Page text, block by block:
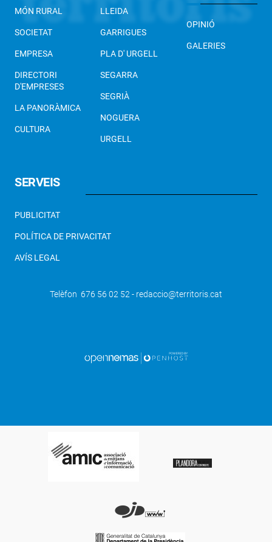
La biblioteca de Mollerussa ret
homenatge dijous a Bob Dylan
maridant música en acústic i cervesa
MÓN RURAL
SOCIETAT
EMPRESA
DIRECTORI
D'EMPRESES
LA PANORÀMICA
CULTURA
LLEIDA
GARRIGUES
PLA D' URGELL
SEGARRA
SEGRIÀ
NOGUERA
URGELL
OPINIÓ
GALERIES
SERVEIS
PUBLICITAT
POLÍTICA DE PRIVACITAT
AVÍS LEGAL
Telèfon 676 56 02 52 - redaccio@territoris.cat